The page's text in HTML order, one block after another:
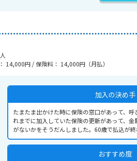
14,000円 / 保険料： 14,000円（月払）
加入の決め手
たまたま出かけた時に保険の窓口があって、
れまでに加入していた保険の更新があって、
がないかをそうだんしました。60歳で払込が
れに決めました。
おすすめ度